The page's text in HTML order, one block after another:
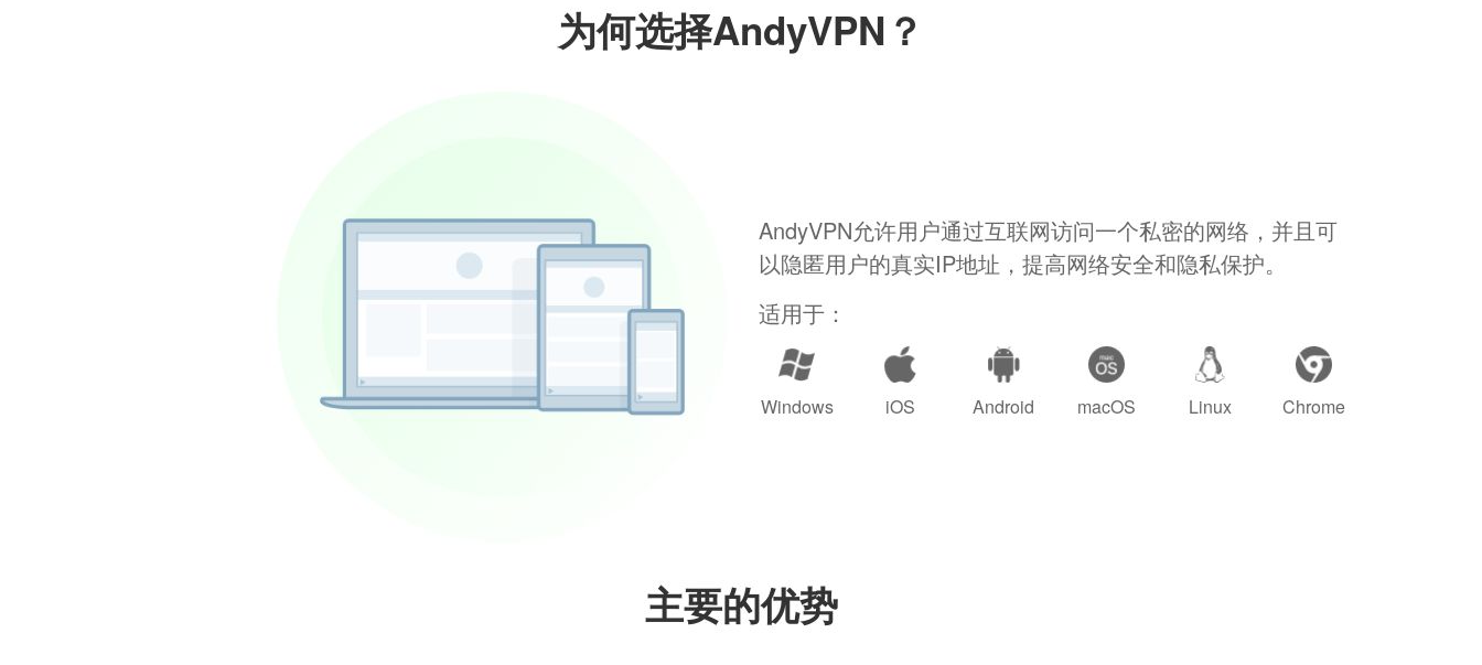
为何选择AndyVPN？
AndyVPN允许用户通过互联网访问一个私密的网络，并且可
以隐匿用户的真实IP地址，提高网络安全和隐私保护。
适用于：
Windows iOS Android macOS Linux Chrome
主要的优势